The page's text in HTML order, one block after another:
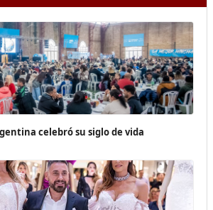
celebró su siglo de vida